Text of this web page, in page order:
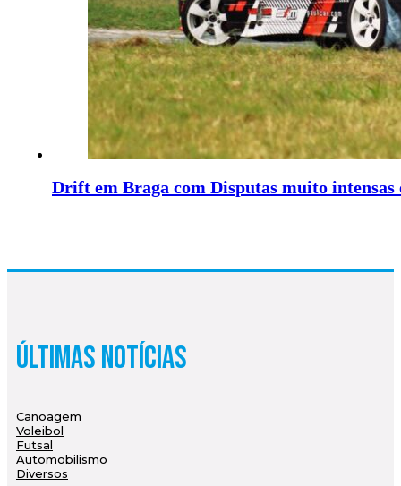
Drift em Braga com Disputas muito intensas
Últimas Notícias
Canoagem
Voleibol
Futsal
Automobilismo
Diversos